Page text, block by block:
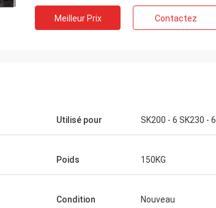
Meilleur Prix Contactez
Utilisé pour SK200 - 6 SK230 - 6
Poids 150KG
Condition Nouveau